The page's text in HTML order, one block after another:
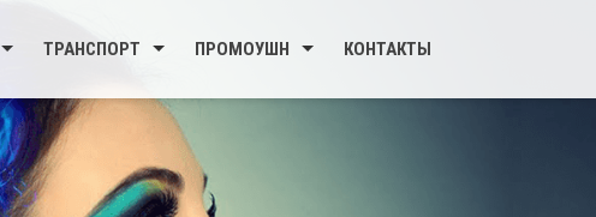
ТРАНСПОРТ ПРОМОУШН КОНТАКТЫ